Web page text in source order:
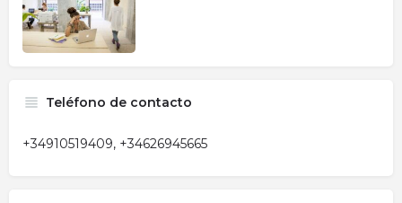
Teléfono de contacto
+34910519409, +34626945665